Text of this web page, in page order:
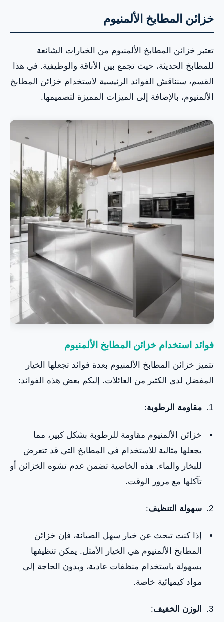
خزائن المطابخ الألمنيوم
تعتبر خزائن المطابخ الألمنيوم من الخيارات الشائعة
للمطابخ الحديثة، حيث تجمع بين الأناقة والوظيفية. في هذا
القسم، سنناقش الفوائد الرئيسية لاستخدام خزائن المطابخ
الألمنيوم، بالإضافة إلى الميزات المميزة لتصميمها.
فوائد استخدام خزائن المطابخ الألمنيوم
تتميز خزائن المطابخ الألمنيوم بعدة فوائد تجعلها الخيار
المفضل لدى الكثير من العائلات. إليكم بعض هذه الفوائد:
مقاومة الرطوبة:
خزائن الألمنيوم مقاومة للرطوبة بشكل كبير، مما
يجعلها مثالية للاستخدام في المطابخ التي قد تتعرض
للبخار والماء. هذه الخاصية تضمن عدم تشوه الخزائن أو
تآكلها مع مرور الوقت.
سهولة التنظيف:
إذا كنت تبحث عن خيار سهل الصيانة، فإن خزائن
المطابخ الألمنيوم هي الخيار الأمثل. يمكن تنظيفها
بسهولة باستخدام منظفات عادية، وبدون الحاجة إلى
مواد كيميائية خاصة.
الوزن الخفيف: